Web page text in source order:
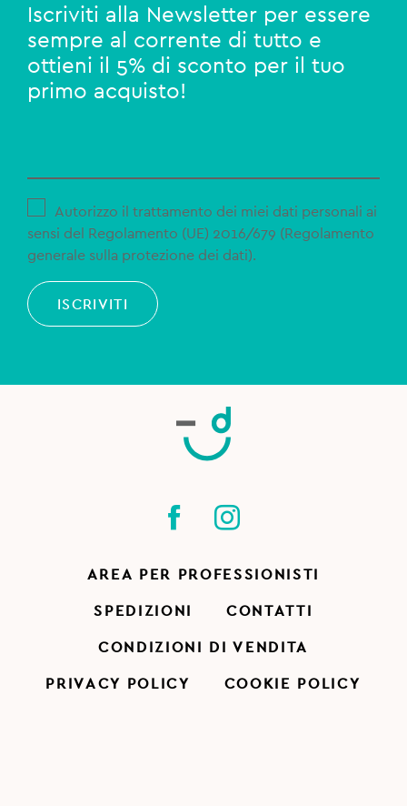
Iscriviti alla Newsletter per essere
sempre al corrente di tutto e
ottieni il 5% di sconto per il tuo
primo acquisto!
Autorizzo il trattamento dei miei dati personali ai
sensi del Regolamento (UE) 2016/679 (Regolamento
generale sulla protezione dei dati).
ISCRIVITI
AREA PER PROFESSIONISTI
SPEDIZIONI CONTATTI
CONDIZIONI DI VENDITA
PRIVACY POLICY COOKIE POLICY